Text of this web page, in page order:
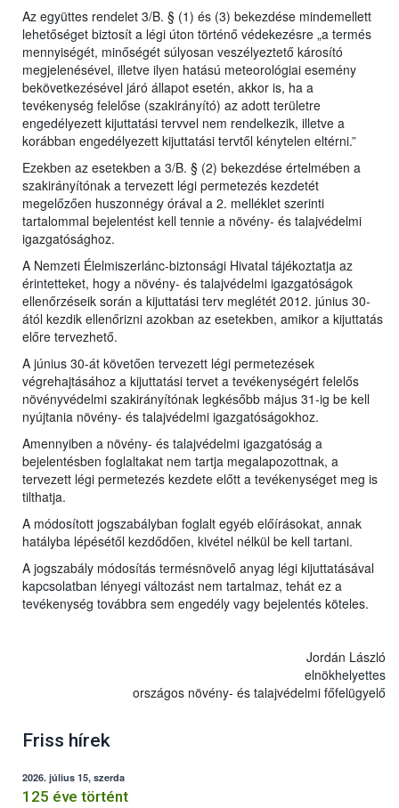
Az együttes rendelet 3/B. § (1) és (3) bekezdése mindemellett
lehetőséget biztosít a légi úton történő védekezésre „a termés
mennyiségét, minőségét súlyosan veszélyeztető károsító
megjelenésével, illetve ilyen hatású meteorológiai esemény
bekövetkezésével járó állapot esetén, akkor is, ha a
tevékenység felelőse (szakirányító) az adott területre
engedélyezett kijuttatási tervvel nem rendelkezik, illetve a
korábban engedélyezett kijuttatási tervtől kénytelen eltérni.”
Ezekben az esetekben a 3/B. § (2) bekezdése értelmében a
szakirányítónak a tervezett légi permetezés kezdetét
megelőzően huszonnégy órával a 2. melléklet szerinti
tartalommal bejelentést kell tennie a növény- és talajvédelmi
igazgatósághoz.
A Nemzeti Élelmiszerlánc-biztonsági Hivatal tájékoztatja az
érintetteket, hogy a növény- és talajvédelmi igazgatóságok
ellenőrzéseik során a kijuttatási terv meglétét 2012. június 30-
ától kezdik ellenőrizni azokban az esetekben, amikor a kijuttatás
előre tervezhető.
A június 30-át követően tervezett légi permetezések
végrehajtásához a kijuttatási tervet a tevékenységért felelős
növényvédelmi szakirányítónak legkésőbb május 31-ig be kell
nyújtania növény- és talajvédelmi igazgatóságokhoz.
Amennyiben a növény- és talajvédelmi igazgatóság a
bejelentésben foglaltakat nem tartja megalapozottnak, a
tervezett légi permetezés kezdete előtt a tevékenységet meg is
tilthatja.
A módosított jogszabályban foglalt egyéb előírásokat, annak
hatályba lépésétől kezdődően, kivétel nélkül be kell tartani.
A jogszabály módosítás termésnövelő anyag légi kijuttatásával
kapcsolatban lényegi változást nem tartalmaz, tehát ez a
tevékenység továbbra sem engedély vagy bejelentés köteles.
Jordán László
elnökhelyettes
országos növény- és talajvédelmi főfelügyelő
Friss hírek
2026. július 15, szerda
125 éve történt